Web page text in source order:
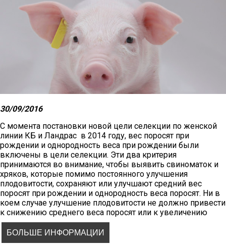
30/09/2016
С момента постановки новой цели селекции по женской
линии КБ и Ландрас в 2014 году, вес поросят при
рождении и однородность веса при рождении были
включены в цели селекции. Эти два критерия
принимаются во внимание, чтобы выявить свиноматок и
хряков, которые помимо постоянного улучшения
плодовитости, сохраняют или улучшают средний вес
поросят при рождении и однородность веса поросят. Ни в
коем случае улучшение плодовитости не должно привести
к снижению среднего веса поросят или к увеличению
неоднородности веса поросят.
Ниже представленная таблица демонстрирует эволюцию
породы Крупной Белой
БОЛЬШЕ ИНФОРМАЦИИ